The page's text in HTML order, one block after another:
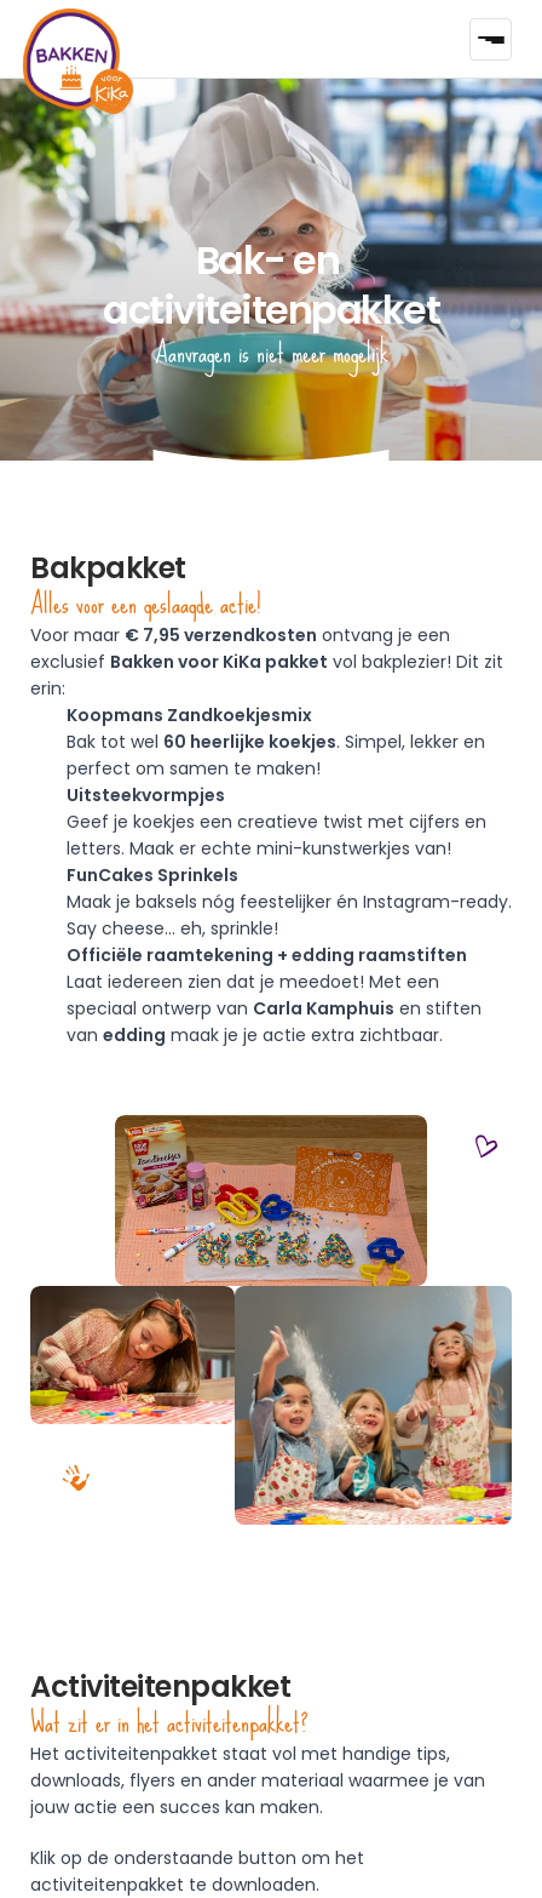
Bak- en
activiteitenpakket
Aanvragen is niet meer mogelijk
Bakpakket
Alles voor een geslaagde actie!
Voor maar € 7,95 verzendkosten ontvang je een
exclusief Bakken voor KiKa pakket vol bakplezier! Dit zit
erin:
Koopmans Zandkoekjesmix
Bak tot wel 60 heerlijke koekjes. Simpel, lekker en
perfect om samen te maken!
Uitsteekvormpjes
Geef je koekjes een creatieve twist met cijfers en
letters. Maak er echte mini-kunstwerkjes van!
FunCakes Sprinkels
Maak je baksels nóg feestelijker én Instagram-ready.
Say cheese... eh, sprinkle!
Officiële raamtekening + edding raamstiften
Laat iedereen zien dat je meedoet! Met een
speciaal ontwerp van Carla Kamphuis en stiften
van edding maak je je actie extra zichtbaar.
Activiteitenpakket
Wat zit er in het activiteitenpakket?
Het activiteitenpakket staat vol met handige tips,
downloads, flyers en ander materiaal waarmee je van
jouw actie een succes kan maken.
Klik op de onderstaande button om het
activiteitenpakket te downloaden.